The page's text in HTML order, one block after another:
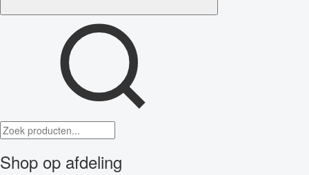
Shop op afdeling